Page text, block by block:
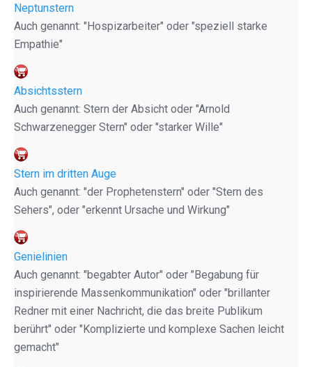
Neptunstern
Auch genannt: "Hospizarbeiter" oder "speziell starke
Empathie"
Absichtsstern
Auch genannt: Stern der Absicht oder "Arnold
Schwarzenegger Stern" oder "starker Wille"
Stern im dritten Auge
Auch genannt: "der Prophetenstern" oder "Stern des
Sehers", oder "erkennt Ursache und Wirkung"
Genielinien
Auch genannt: "begabter Autor" oder "Begabung für
inspirierende Massenkommunikation" oder "brillanter
Redner mit einer Nachricht, die das breite Publikum
berührt" oder "Komplizierte und komplexe Sachen leicht
gemacht"